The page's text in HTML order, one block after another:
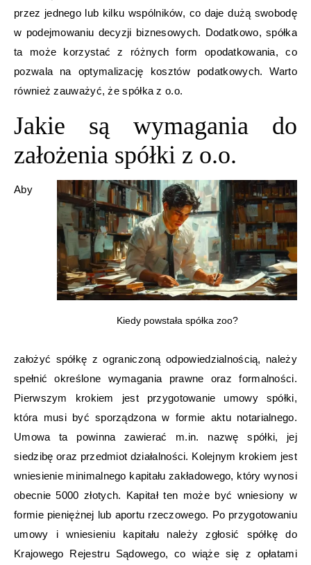
przez jednego lub kilku wspólników, co daje dużą swobodę
w podejmowaniu decyzji biznesowych. Dodatkowo, spółka
ta może korzystać z różnych form opodatkowania, co
pozwala na optymalizację kosztów podatkowych. Warto
również zauważyć, że spółka z o.o.
Jakie są wymagania do
założenia spółki z o.o.
Kiedy powstała spółka zoo?
Aby
założyć spółkę z ograniczoną odpowiedzialnością, należy
spełnić określone wymagania prawne oraz formalności.
Pierwszym krokiem jest przygotowanie umowy spółki,
która musi być sporządzona w formie aktu notarialnego.
Umowa ta powinna zawierać m.in. nazwę spółki, jej
siedzibę oraz przedmiot działalności. Kolejnym krokiem jest
wniesienie minimalnego kapitału zakładowego, który wynosi
obecnie 5000 złotych. Kapitał ten może być wniesiony w
formie pieniężnej lub aportu rzeczowego. Po przygotowaniu
umowy i wniesieniu kapitału należy zgłosić spółkę do
Krajowego Rejestru Sądowego, co wiąże się z opłatami